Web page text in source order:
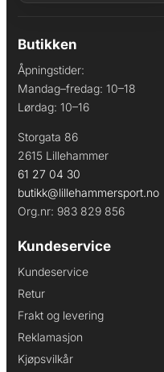
Butikken
Åpningstider:
Mandag–fredag: 10–18
Lørdag: 10–16
Storgata 86
2615 Lillehammer
61 27 04 30
butikk@lillehammersport.no
Org.nr: 983 829 856
Kundeservice
Kundeservice
Retur
Frakt og levering
Reklamasjon
Kjøpsvilkår